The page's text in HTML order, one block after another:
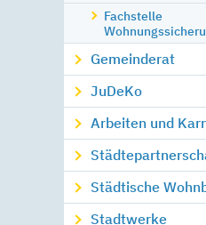
Fachstelle
Gemeinderat
JuDeKo
Arbeiten und
Städtische
Stadtwerke